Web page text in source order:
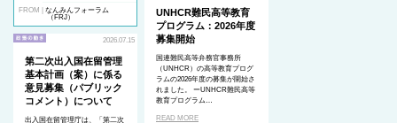
FROM | なんみんフォーラム
（FRJ）
UNHCR難民高等教育
プログラム：2026年度
募集開始
国連難民高等弁務官事務所
（UNHCR）の高等教育プログ
ラムの2026年度の募集が開始さ
れました。 ーUNHCR難民高等
教育プログラム…
READ MORE
2026.07.15
第二次出入国在留管理
基本計画（案）に係る
意見募集（パブリック
コメント）について
出入国在留管理庁は、「第二次